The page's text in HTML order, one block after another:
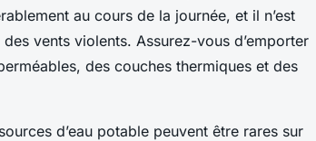
au cours de la journée, et il n’est
vents violents. Assurez-vous d’emporter
des couches thermiques et des
d’eau potable peuvent être rares sur